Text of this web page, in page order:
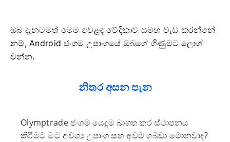
ඔබ දැනටමත් මෙම වෙළඳ වේදිකාව සමඟ වැඩ කරන්නේ
නම්, Android ජංගම උපාංගයේ ඔබගේ ගිණුමට ලොග්
වන්න.
නිතර අසන පැන
Olymptrade ජංගම යෙදුම බාගත කර ස්ථාපනය
කිරීමට මට අවශ්‍ය උපාංග සහ අවම ගබඩා මොනවාද?